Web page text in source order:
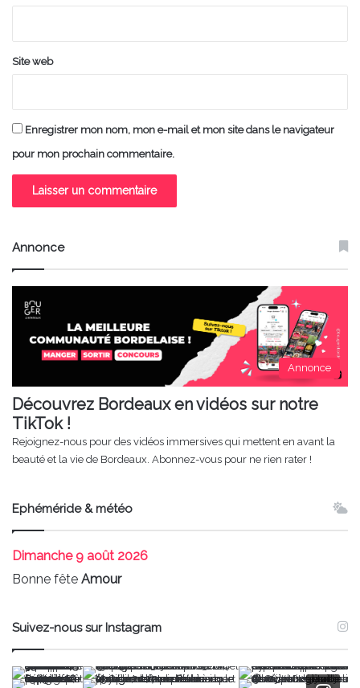
Site web
Enregistrer mon nom, mon e-mail et mon site dans le navigateur
pour mon prochain commentaire.
Annonce
Annonce
Découvrez Bordeaux en vidéos sur notre
TikTok !
Rejoignez-nous pour des vidéos immersives qui mettent en avant la
beauté et la vie de Bordeaux. Abonnez-vous pour ne rien rater !
Ephéméride & météo
Dimanche9 août 2026
Bonne fête Amour
Suivez-nous sur Instagram